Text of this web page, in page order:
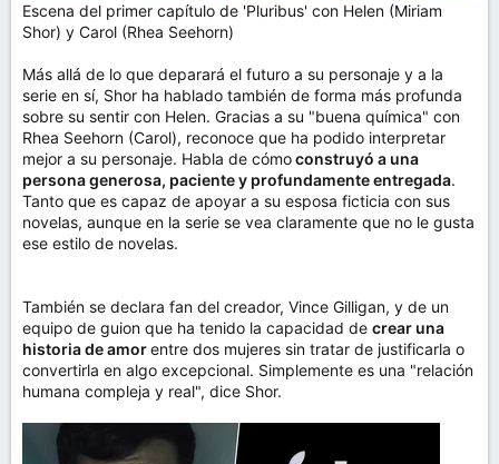
Escena del primer capítulo de 'Pluribus' con Helen (Miriam
Shor) y Carol (Rhea Seehorn)
Más allá de lo que deparará el futuro a su personaje y a la
serie en sí, Shor ha hablado también de forma más profunda
sobre su sentir con Helen. Gracias a su "buena química" con
Rhea Seehorn (Carol), reconoce que ha podido interpretar
mejor a su personaje. Habla de cómoconstruyó a una
persona generosa, paciente y profundamente entregada.
Tanto que es capaz de apoyar a su esposa ficticia con sus
novelas, aunque en la serie se vea claramente que no le gusta
ese estilo de novelas.
También se declara fan del creador, Vince Gilligan, y de un
equipo de guion que ha tenido la capacidad de crear una
historia de amorentre dos mujeres sin tratar de justificarla o
convertirla en algo excepcional. Simplemente es una "relación
humana compleja y real", dice Shor.